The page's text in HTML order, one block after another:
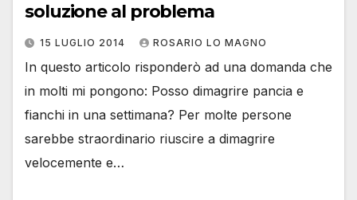
soluzione al problema
15 LUGLIO 2014 ROSARIO LO MAGNO
In questo articolo risponderò ad una domanda che
in molti mi pongono: Posso dimagrire pancia e
fianchi in una settimana? Per molte persone
sarebbe straordinario riuscire a dimagrire
velocemente e…